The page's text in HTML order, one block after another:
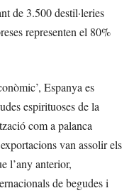
de 3.500 destil·leries
representen el 80%
Espanya es
espirituoses de la
com a palanca
van assolir els
l’any anterior,
de begudes i